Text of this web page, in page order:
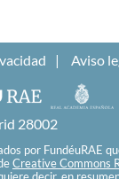
Aviso
28002
por FundéuRAE
Creative Commons